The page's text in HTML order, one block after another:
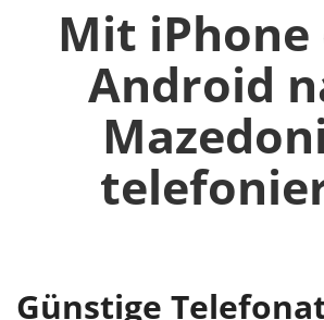
Mit iPhone
Android
Günstige